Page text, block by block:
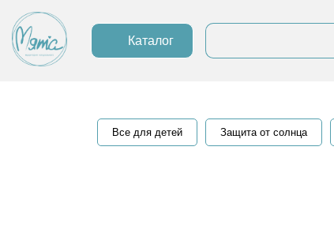
Каталог
Все для детей Защита от солнца